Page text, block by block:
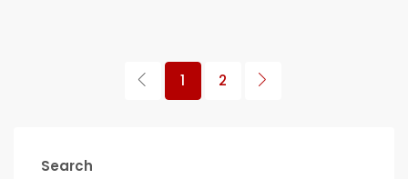
1 2
Search